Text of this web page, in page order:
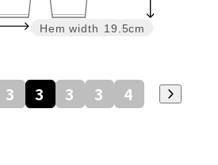
Hem width 19.5cm